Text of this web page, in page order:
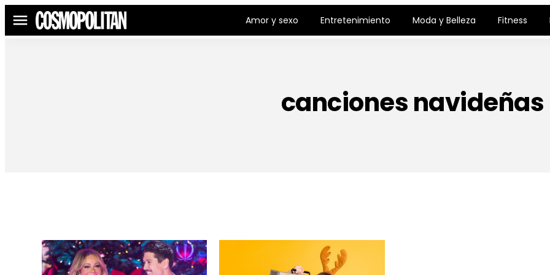
Menú Amor y sexo Entretenimiento Moda y Belleza Fitness
canciones navideñas